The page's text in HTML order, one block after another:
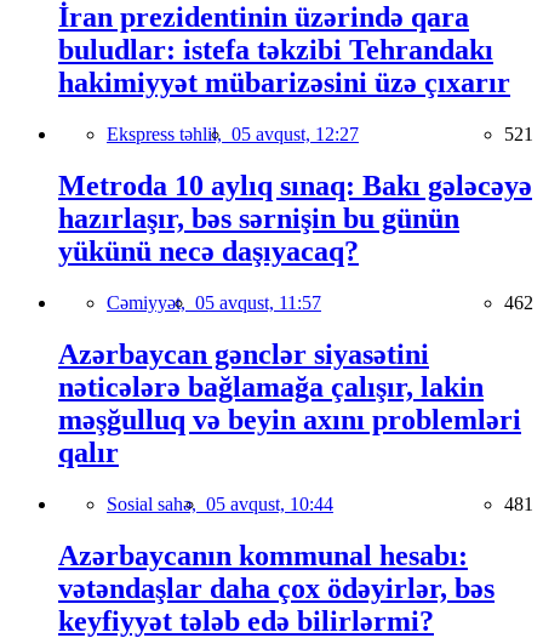
İran prezidentinin üzərində qara
buludlar: istefa təkzibi Tehrandakı
hakimiyyət mübarizəsini üzə çıxarır
Ekspress təhlil, 05 avqust, 12:27 521
Metroda 10 aylıq sınaq: Bakı gələcəyə
hazırlaşır, bəs sərnişin bu günün
yükünü necə daşıyacaq?
Cəmiyyət, 05 avqust, 11:57 462
Azərbaycan gənclər siyasətini
nəticələrə bağlamağa çalışır, lakin
məşğulluq və beyin axını problemləri
qalır
Sosial sahə, 05 avqust, 10:44 481
Azərbaycanın kommunal hesabı:
vətəndaşlar daha çox ödəyirlər, bəs
keyfiyyət tələb edə bilirlərmi?